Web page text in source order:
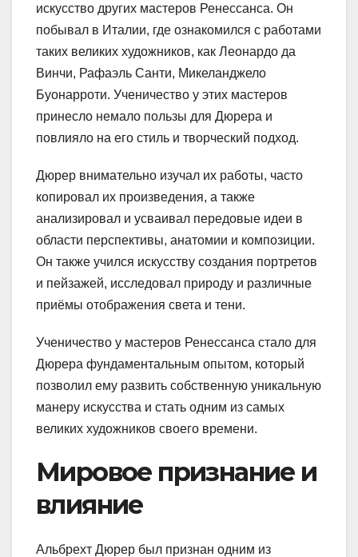
искусство других мастеров Ренессанса. Он
побывал в Италии, где ознакомился с работами
таких великих художников, как Леонардо да
Винчи, Рафаэль Санти, Микеланджело
Буонарроти. Ученичество у этих мастеров
принесло немало пользы для Дюрера и
повлияло на его стиль и творческий подход.
Дюрер внимательно изучал их работы, часто
копировал их произведения, а также
анализировал и усваивал передовые идеи в
области перспективы, анатомии и композиции.
Он также учился искусству создания портретов
и пейзажей, исследовал природу и различные
приёмы отображения света и тени.
Ученичество у мастеров Ренессанса стало для
Дюрера фундаментальным опытом, который
позволил ему развить собственную уникальную
манеру искусства и стать одним из самых
великих художников своего времени.
Мировое признание и
влияние
Альбрехт Дюрер был признан одним из